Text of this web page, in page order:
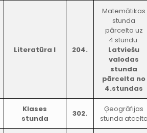
Literatūra I 204.
Matemātikas
stunda
pārcelta uz
4.stundu.
Latviešu
valodas
stunda
pārcelta no
4.stundas
Klases
stunda
302.
Ģeogrāfijas
stunda